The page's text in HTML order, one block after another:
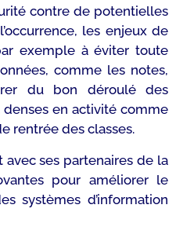
contre de potentielles
les enjeux de
exemple à éviter toute
comme les notes,
du bon déroulé des
en activité comme
rentrée des classes.
ses partenaires de la
pour améliorer le
systèmes d’information